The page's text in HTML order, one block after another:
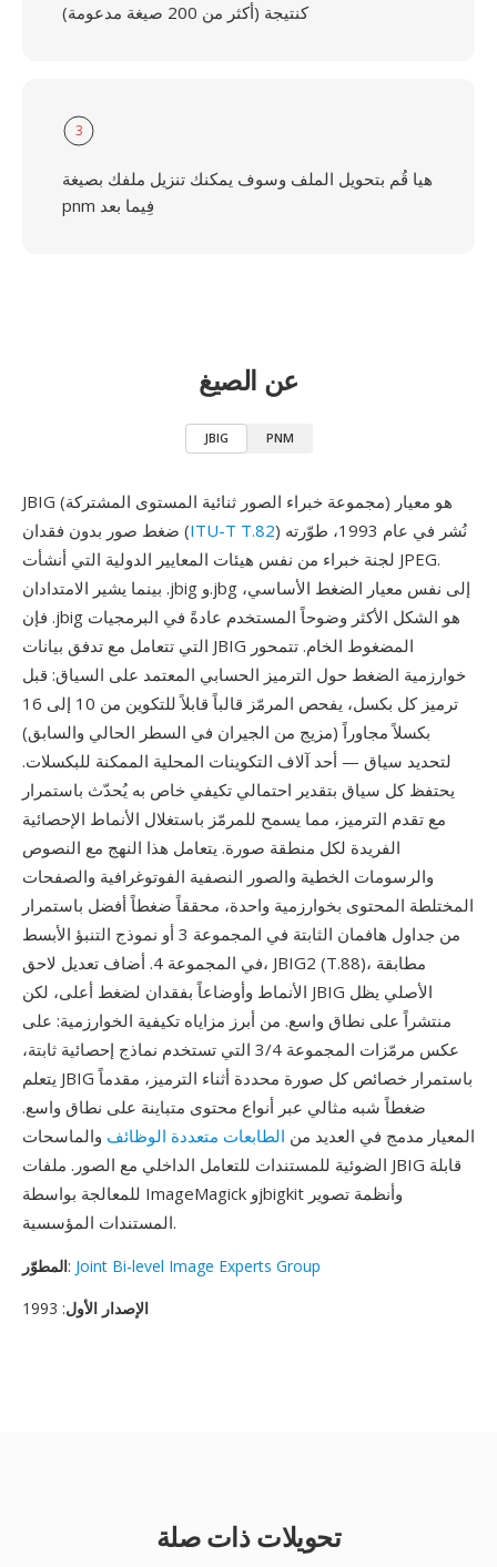
كنتيجة (أكثر من 200 صيغة مدعومة)
3
هيا قُم بتحويل الملف وسوف يمكنك تنزيل ملفك بصيغة
pnm فِيما بعد
عن الصيغ
JBIG PNM
JBIG (مجموعة خبراء الصور ثنائية المستوى المشتركة) هو معيار
ضغط صور بدون فقدان (ITU-T T.82) نُشر في عام 1993، طوّرته
لجنة خبراء من نفس هيئات المعايير الدولية التي أنشأت JPEG.
بينما يشير الامتدادان .jbig و.jbg إلى نفس معيار الضغط الأساسي،
فإن .jbig هو الشكل الأكثر وضوحاً المستخدم عادةً في البرمجيات
التي تتعامل مع تدفق بيانات JBIG المضغوط الخام. تتمحور
خوارزمية الضغط حول الترميز الحسابي المعتمد على السياق: قبل
ترميز كل بكسل، يفحص المرمّز قالباً قابلاً للتكوين من 10 إلى 16
بكسلاً مجاوراً (مزيج من الجيران في السطر الحالي والسابق)
لتحديد سياق — أحد آلاف التكوينات المحلية الممكنة للبكسلات.
يحتفظ كل سياق بتقدير احتمالي تكيفي خاص به يُحدّث باستمرار
مع تقدم الترميز، مما يسمح للمرمّز باستغلال الأنماط الإحصائية
الفريدة لكل منطقة صورة. يتعامل هذا النهج مع النصوص
والرسومات الخطية والصور النصفية الفوتوغرافية والصفحات
المختلطة المحتوى بخوارزمية واحدة، محققاً ضغطاً أفضل باستمرار
من جداول هافمان الثابتة في المجموعة 3 أو نموذج التنبؤ الأبسط
في المجموعة 4. أضاف تعديل لاحق، JBIG2 (T.88)، مطابقة
الأنماط وأوضاعاً بفقدان لضغط أعلى، لكن JBIG الأصلي يظل
منتشراً على نطاق واسع. من أبرز مزاياه تكيفية الخوارزمية: على
عكس مرمّزات المجموعة 3/4 التي تستخدم نماذج إحصائية ثابتة،
يتعلم JBIG باستمرار خصائص كل صورة محددة أثناء الترميز، مقدماً
ضغطاً شبه مثالي عبر أنواع محتوى متباينة على نطاق واسع.
المعيار مدمج في العديد من الطابعات متعددة الوظائف والماسحات
الضوئية للمستندات للتعامل الداخلي مع الصور. ملفات JBIG قابلة
للمعالجة بواسطة ImageMagick وjbigkit وأنظمة تصوير
المستندات المؤسسية.
المطوّر: Joint Bi-level Image Experts Group
الإصدار الأول: 1993
تحويلات ذات صلة